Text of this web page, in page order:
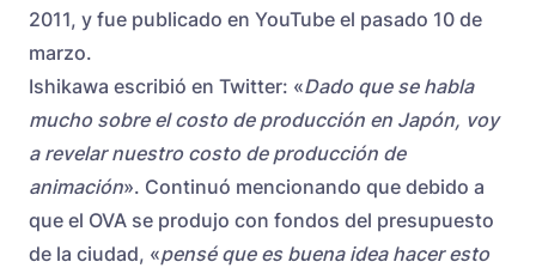
2011, y fue publicado en YouTube el pasado 10 de
marzo.
Ishikawa escribió en Twitter: «Dado que se habla
mucho sobre el costo de producción en Japón, voy
a revelar nuestro costo de producción de
animación». Continuó mencionando que debido a
que el OVA se produjo con fondos del presupuesto
de la ciudad, «pensé que es buena idea hacer esto